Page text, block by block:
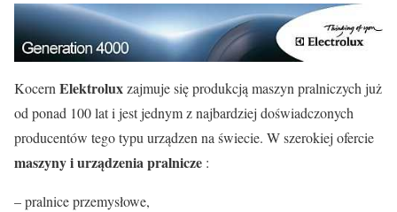
Kocern Elektroluxzajmuje się produkcją maszyn pralniczych już
od ponad 100 lat i jest jednym z najbardziej doświadczonych
producentów tego typu urządzen na świecie. W szerokiej ofercie
maszyny i urządzenia pralnicze :
– pralnice przemysłowe,